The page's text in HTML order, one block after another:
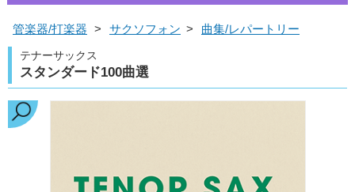
管楽器/打楽器 > サクソフォン > 曲集/レパートリー
テナーサックス
スタンダード100曲選